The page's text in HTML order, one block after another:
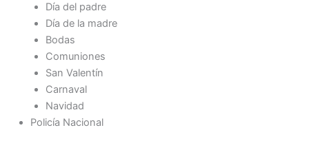
Día del padre
Día de la madre
Bodas
Comuniones
San Valentín
Carnaval
Navidad
Policía Nacional